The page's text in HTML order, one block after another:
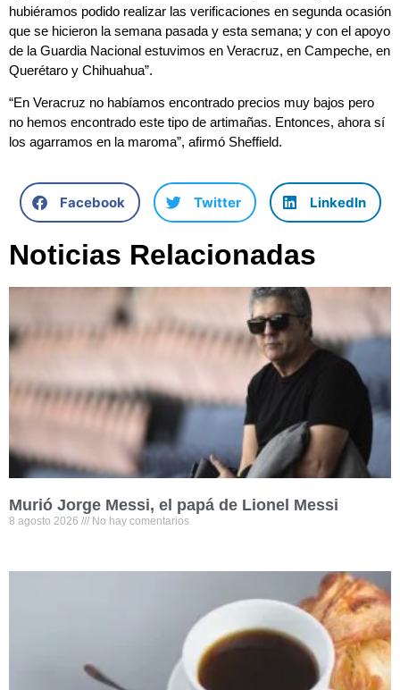
hubiéramos podido realizar las verificaciones en segunda ocasión
que se hicieron la semana pasada y esta semana; y con el apoyo
de la Guardia Nacional estuvimos en Veracruz, en Campeche, en
Querétaro y Chihuahua”.
“En Veracruz no habíamos encontrado precios muy bajos pero
no hemos encontrado este tipo de artimañas. Entonces, ahora sí
los agarramos en la maroma”, afirmó Sheffield.
Facebook Twitter LinkedIn
Noticias Relacionadas
Murió Jorge Messi, el papá de Lionel Messi
8 agosto 2026 No hay comentarios